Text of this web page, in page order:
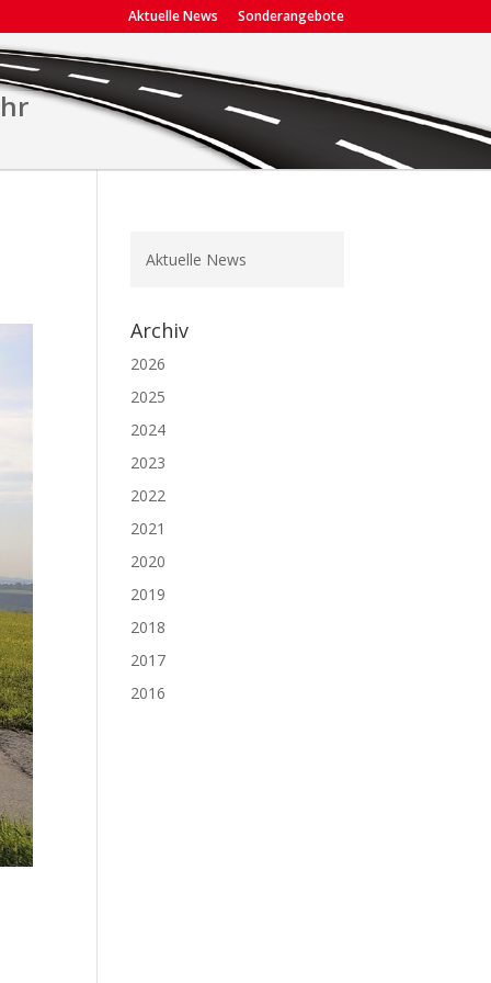
Aktuelle News Sonderangebote
Aktuelle News
Archiv
2026
2025
2024
2023
2022
2021
2020
2019
2018
2017
2016